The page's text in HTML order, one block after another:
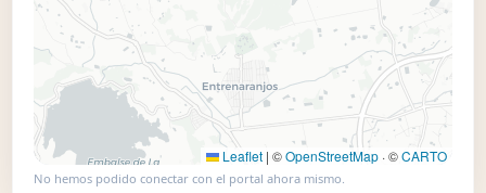
Leaflet | ©OpenStreetMap· ©CARTO
No hemos podido conectar con el portal ahora mismo.